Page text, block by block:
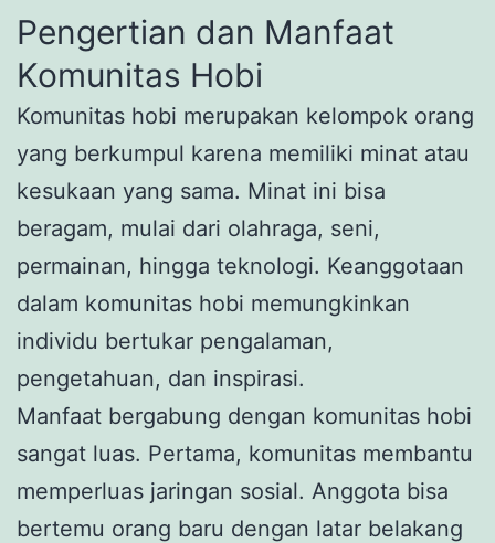
Pengertian dan Manfaat
Komunitas Hobi
Komunitas hobi merupakan kelompok orang
yang berkumpul karena memiliki minat atau
kesukaan yang sama. Minat ini bisa
beragam, mulai dari olahraga, seni,
permainan, hingga teknologi. Keanggotaan
dalam komunitas hobi memungkinkan
individu bertukar pengalaman,
pengetahuan, dan inspirasi.
Manfaat bergabung dengan komunitas hobi
sangat luas. Pertama, komunitas membantu
memperluas jaringan sosial. Anggota bisa
bertemu orang baru dengan latar belakang